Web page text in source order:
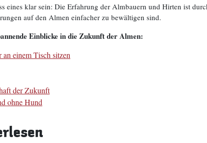
klar sein: Die Erfahrung der Almbauern und Hirten ist
auf den Almen einfacher zu bewältigen sind.
Einblicke in die Zukunft der Almen:
einem Tisch sitzen
der Zukunft
ohne Hund